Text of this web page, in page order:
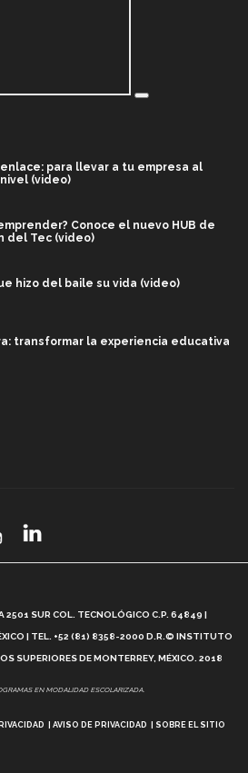
enlace: para llevar a tu empresa al
(video)
Conoce el nuevo HUB de
del Tec (video)
hizo del baile su vida (video)
transformar la experiencia educativa
el Modelo Educativo Tec? (video)
e Inteligencia Artificial, Paola
2501 SUR COL. TECNOLÓGICO C.P. 64849 |
| TEL. +52 (81) 8358-2000 D.R.© INSTITUTO
SUPERIORES DE MONTERREY, MÉXICO. 2018
EN MODALIDAD ESCOLARIZADA.
AVISO DE PRIVACIDAD SOBRE EL SITIO